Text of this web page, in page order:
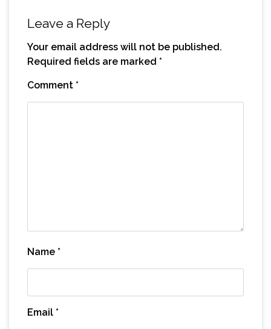
Leave a Reply
Your email address will not be published.
Required fields are marked *
Comment *
Name *
Email *